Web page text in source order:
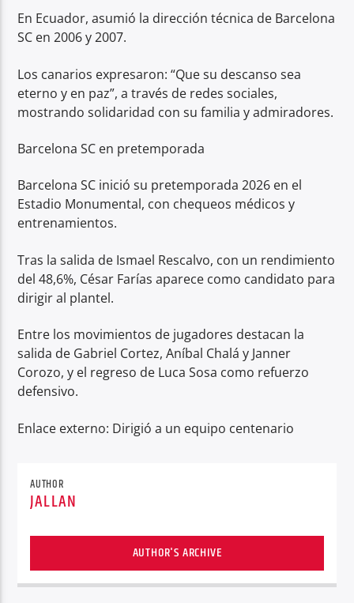
En Ecuador, asumió la dirección técnica de Barcelona
SC en 2006 y 2007.
Los canarios expresaron: “Que su descanso sea
eterno y en paz”, a través de redes sociales,
mostrando solidaridad con su familia y admiradores.
Barcelona SC en pretemporada
Barcelona SC inició su pretemporada 2026 en el
Estadio Monumental, con chequeos médicos y
entrenamientos.
Tras la salida de Ismael Rescalvo, con un rendimiento
del 48,6%, César Farías aparece como candidato para
dirigir al plantel.
Entre los movimientos de jugadores destacan la
salida de Gabriel Cortez, Aníbal Chalá y Janner
Corozo, y el regreso de Luca Sosa como refuerzo
defensivo.
Enlace externo: Dirigió a un equipo centenario
AUTHOR
JALLAN
AUTHOR'S ARCHIVE